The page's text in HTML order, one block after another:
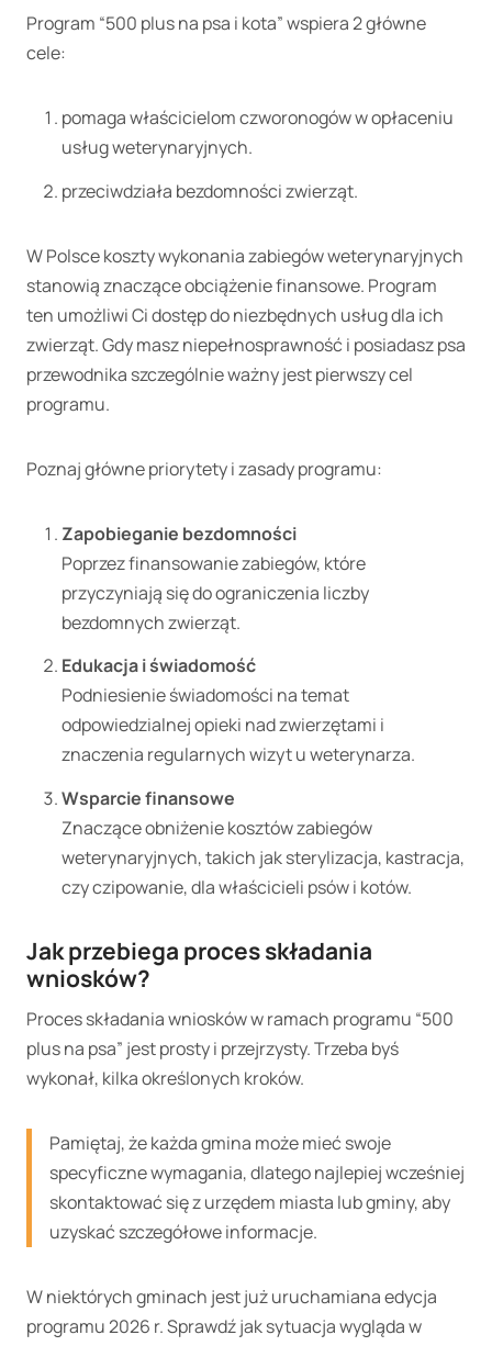
Program “500 plus na psa i kota” wspiera 2 główne
cele:
pomaga właścicielom czworonogów w opłaceniu
usług weterynaryjnych.
przeciwdziała bezdomności zwierząt.
W Polsce koszty wykonania zabiegów weterynaryjnych
stanowią znaczące obciążenie finansowe. Program
ten umożliwi Ci dostęp do niezbędnych usług dla ich
zwierząt. Gdy masz niepełnosprawność i posiadasz psa
przewodnika szczególnie ważny jest pierwszy cel
programu.
Poznaj główne priorytety i zasady programu:
Zapobieganie bezdomności
Poprzez finansowanie zabiegów, które
przyczyniają się do ograniczenia liczby
bezdomnych zwierząt.
Edukacja i świadomość
Podniesienie świadomości na temat
odpowiedzialnej opieki nad zwierzętami i
znaczenia regularnych wizyt u weterynarza.
Wsparcie finansowe
Znaczące obniżenie kosztów zabiegów
weterynaryjnych, takich jak sterylizacja, kastracja,
czy czipowanie, dla właścicieli psów i kotów.
Jak przebiega proces składania
wniosków?
Proces składania wniosków w ramach programu “500
plus na psa” jest prosty i przejrzysty. Trzeba byś
wykonał, kilka określonych kroków.
Pamiętaj, że każda gmina może mieć swoje
specyficzne wymagania, dlatego najlepiej wcześniej
skontaktować się z urzędem miasta lub gminy, aby
uzyskać szczegółowe informacje.
W niektórych gminach jest już uruchamiana edycja
programu 2026 r. Sprawdź jak sytuacja wygląda w